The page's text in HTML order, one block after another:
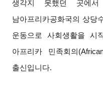
생각지 못했던 곳에
남아프리카공화국의 상당
운동으로 사회생활을 시
아프리카 민족회의
출신입니다.